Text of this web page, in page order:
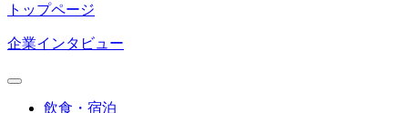
トップページ
企業インタビュー
飲食・宿泊